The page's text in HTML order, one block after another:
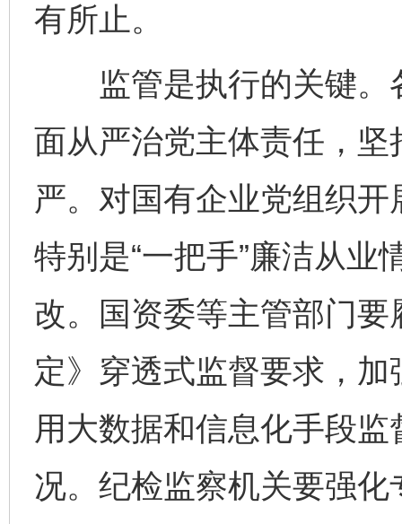
有所止。
监管是执行的关键。
面从严治党主体责任，
严。对国有企业党组织
特别是“一把手”廉洁从业
改。国资委等主管部门
定》穿透式监督要求，
用大数据和信息化手段
况。纪检监察机关要强